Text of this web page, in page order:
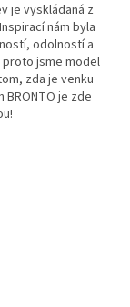
je vyskládaná z
nám byla
odolností a
jsme model
zda je venku
BRONTO je zde